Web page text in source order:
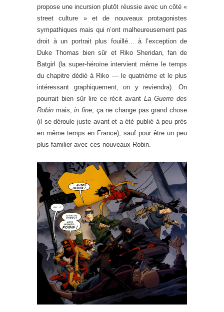
propose une incursion plutôt réussie avec un côté «
street culture » et de nouveaux protagonistes
sympathiques mais qui n’ont malheureusement pas
droit à un portrait plus fouillé… à l’exception de
Duke Thomas bien sûr et Riko Sheridan, fan de
Batgirl (la super-héroïne intervient même le temps
du chapitre dédié à Riko — le quatrième et le plus
intéressant graphiquement, on y reviendra). On
pourrait bien sûr lire ce récit avantLa Guerre des
Robin mais,in fine, ça ne change pas grand chose
(il se déroule juste avant et a été publié à peu près
en même temps en France), sauf pour être un peu
plus familier avec ces nouveaux Robin.